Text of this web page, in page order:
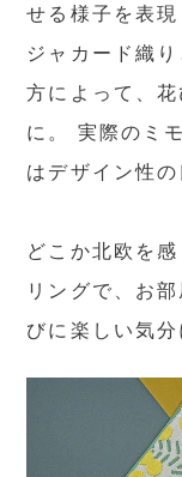
せる様子を表
ジャカード織
方によって、
に。 実際のミ
はデザイン性
どこか北欧を
リングで、お
びに楽しい気分